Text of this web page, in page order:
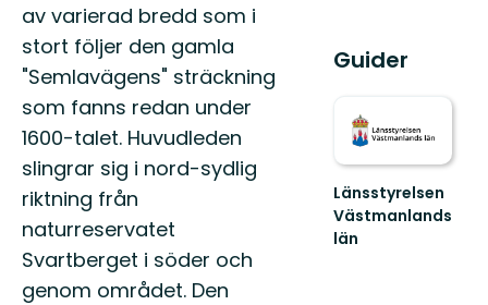
av varierad bredd som i
stort följer den gamla
"Semlavägens" sträckning
som fanns redan under
1600-talet. Huvudleden
slingrar sig i nord-sydlig
riktning från
naturreservatet
Svartberget i söder och
genom området. Den
Guider
Länsstyrelsen
Västmanlands
län